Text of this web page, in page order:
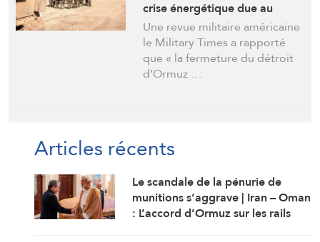
crise énergétique due au
détroit d’Ormuz
Une revue militaire américaine
le Military Times a rapporté
que « la fermeture du détroit
d’Ormuz …
Articles récents
Le scandale de la pénurie de
munitions s’aggrave | Iran – Oman
: L’accord d’Ormuz sur les rails